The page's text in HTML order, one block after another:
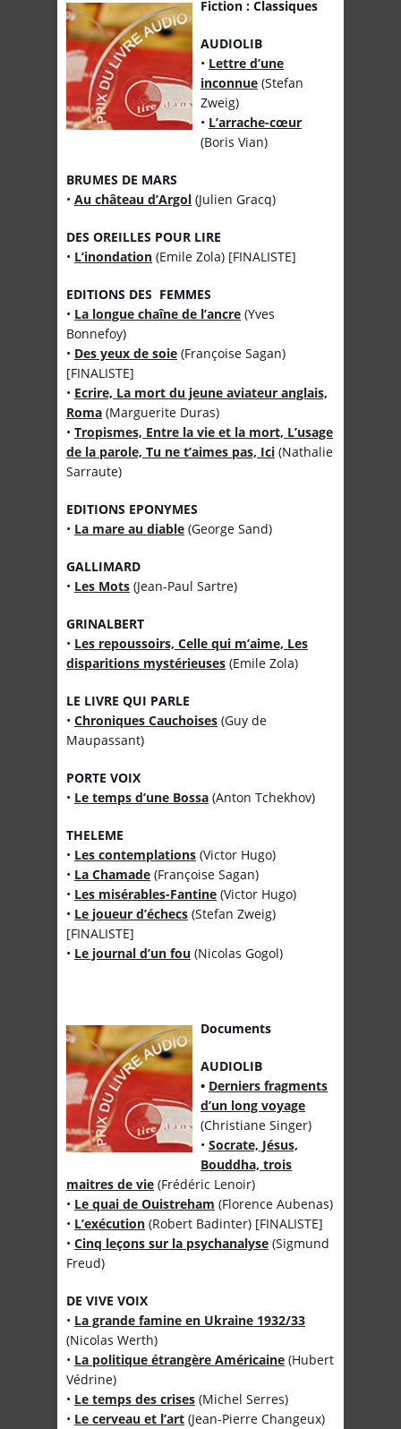
Fiction : Classiques
AUDIOLIB
• Lettre d’une
inconnue (Stefan
Zweig)
• L’arrache-cœur
(Boris Vian)
BRUMES DE MARS
• Au château d’Argol (Julien Gracq)
DES OREILLES POUR LIRE
• L’inondation (Emile Zola) [FINALISTE]
EDITIONS DES FEMMES
• La longue chaîne de l’ancre (Yves
Bonnefoy)
• Des yeux de soie (Françoise Sagan)
[FINALISTE]
• Ecrire, La mort du jeune aviateur anglais,
Roma (Marguerite Duras)
• Tropismes, Entre la vie et la mort, L’usage
de la parole, Tu ne t’aimes pas, Ici (Nathalie
Sarraute)
EDITIONS EPONYMES
• La mare au diable (George Sand)
GALLIMARD
• Les Mots (Jean-Paul Sartre)
GRINALBERT
• Les repoussoirs, Celle qui m’aime, Les
disparitions mystérieuses (Emile Zola)
LE LIVRE QUI PARLE
• Chroniques Cauchoises (Guy de
Maupassant)
PORTE VOIX
• Le temps d’une Bossa (Anton Tchekhov)
THELEME
• Les contemplations (Victor Hugo)
• La Chamade (Françoise Sagan)
• Les misérables-Fantine (Victor Hugo)
• Le joueur d’échecs (Stefan Zweig)
[FINALISTE]
• Le journal d’un fou (Nicolas Gogol)
Documents
AUDIOLIB
• Derniers fragments
d’un long voyage
(Christiane Singer)
•Socrate, Jésus,
Bouddha, trois
maitres de vie (Frédéric Lenoir)
• Le quai de Ouistreham (Florence Aubenas)
• L’exécution (Robert Badinter) [FINALISTE]
• Cinq leçons sur la psychanalyse (Sigmund
Freud)
DE VIVE VOIX
• La grande famine en Ukraine 1932/33
(Nicolas Werth)
• La politique étrangère Américaine (Hubert
Védrine)
• Le temps des crises (Michel Serres)
• Le cerveau et l’art (Jean-Pierre Changeux)